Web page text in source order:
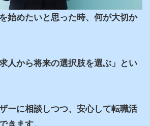
始めたいと思った時、何が大切か
人から将来の選択肢を選ぶ」とい
ーに相談しつつ、安心して転職活